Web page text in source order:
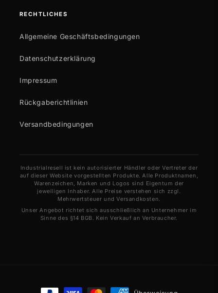
RECHTLICHES
Allgemeine Geschäftsbedingungen
Datenschutzerklärung
Impressum
Rückgaberichtlinien
Versandbedingungen
Industrialresell ist kein autorisierter Händler oder Vertreter der
auf dieser Website vorgestellten Produkte. Alle Produktnamen,
Warenzeichen, Marken und Logos sind Eigentum der
jeweiligen Inhaber. Alle Preise verstehen sich zzgl.
Mehrwertsteuer und Versandkosten.
Unser Angebot richtet sich ausschließlich an Unternehmer im
Sinne des §14 BGB. Kein Verkauf an Verbraucher.
Zahlungsmethoden